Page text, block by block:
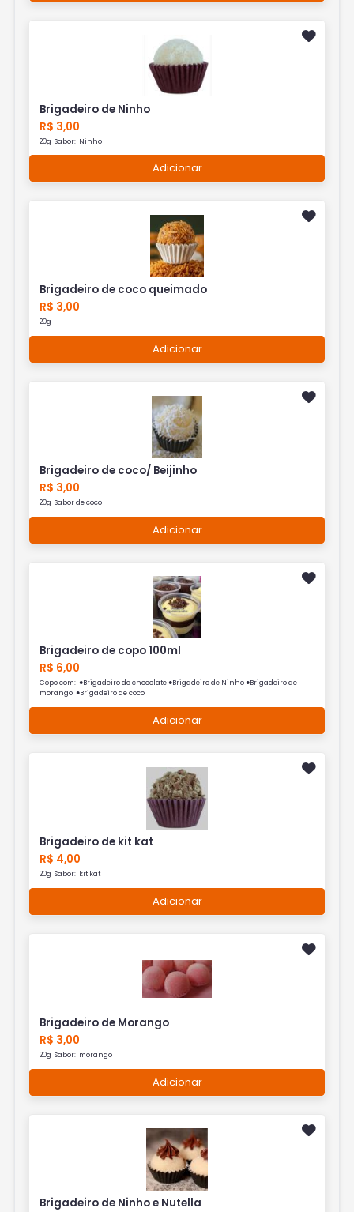
Brigadeiro de Ninho
R$ 3,00
20g Sabor: Ninho
Adicionar
Brigadeiro de coco queimado
R$ 3,00
20g
Adicionar
Brigadeiro de coco/ Beijinho
R$ 3,00
20g Sabor de coco
Adicionar
Brigadeiro de copo 100ml
R$ 6,00
Copo com: ●Brigadeiro de chocolate ●Brigadeiro de Ninho ●Brigadeiro de
morango ●Brigadeiro de coco
Adicionar
Brigadeiro de kit kat
R$ 4,00
20g Sabor: kit kat
Adicionar
Brigadeiro de Morango
R$ 3,00
20g Sabor: morango
Adicionar
Brigadeiro de Ninho e Nutella